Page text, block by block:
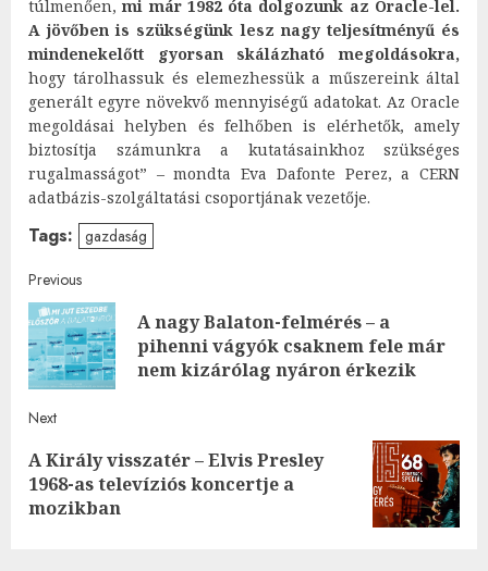
túlmenően,mi már 1982 óta dolgozunk az Oracle-lel.
A jövőben is szükségünk lesz nagy teljesítményű és
mindenekelőtt gyorsan skálázható megoldásokra,
hogy tárolhassuk és elemezhessük a műszereink által
generált egyre növekvő mennyiségű adatokat. Az Oracle
megoldásai helyben és felhőben is elérhetők, amely
biztosítja számunkra a kutatásainkhoz szükséges
rugalmasságot” – mondta Eva Dafonte Perez, a CERN
adatbázis-szolgáltatási csoportjának vezetője.
Tags: gazdaság
Post
navigation
Previous
A nagy Balaton-felmérés – a
pihenni vágyók csaknem fele már
nem kizárólag nyáron érkezik
Next
Next
post:
A Király visszatér – Elvis Presley
1968-as televíziós koncertje a
mozikban